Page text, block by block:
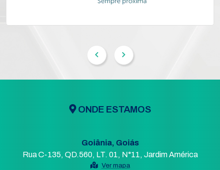
ONDE ESTAMOS
Goiânia, Goiás
Rua C-135, QD.560, LT. 01, N°11, Jardim América
Ver mapa